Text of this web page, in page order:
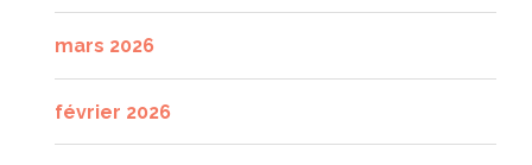
mars 2026
février 2026